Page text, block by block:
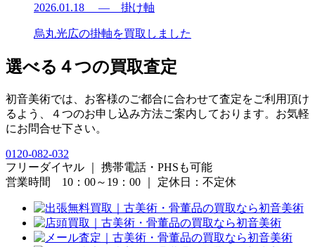
2026.01.18 — 掛け軸
烏丸光広の掛軸を買取しました
選べる４つの買取査定
初音美術では、お客様のご都合に合わせて査定をご利用頂け
るよう、４つのお申し込み方法ご案内しております。お気軽
にお問合せ下さい。
0120-082-032
フリーダイヤル ｜ 携帯電話・PHSも可能
営業時間 10：00～19：00 ｜ 定休日：不定休